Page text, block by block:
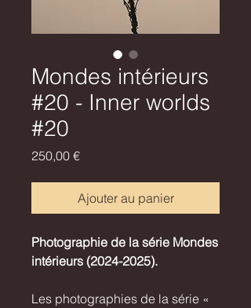
Mondes intérieurs
#20 - Inner worlds
#20
250,00 €Prix
Ajouter au panier
Photographie de la série Mondes
intérieurs (2024-2025).
Les photographies de la série «